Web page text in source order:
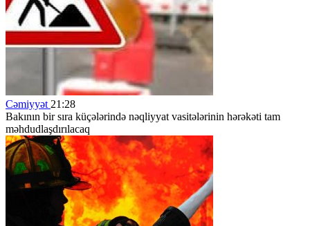
Cəmiyyət 21:28
Bakının bir sıra küçələrində nəqliyyat vasitələrinin hərəkəti tam
məhdudlaşdırılacaq